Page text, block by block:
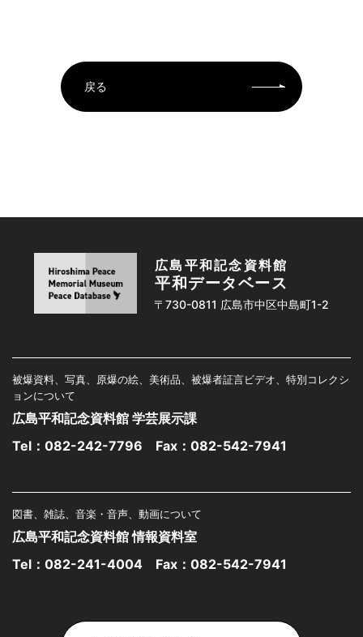
戻る
広島平和記念資料館
平和データベース
〒730-0811 広島市中区中島町1-2
被爆資料、写真、原爆の絵、美術品、被爆者証言ビデオ、特別コレクシ
ョンについて
広島平和記念資料館 学芸展示課
Tel： 082-242-7796 Fax：082-542-7941
図書、雑誌、音楽・音声、動画について
広島平和記念資料館 情報資料室
Tel： 082-241-4004 Fax：082-542-7941